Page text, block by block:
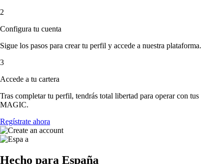
2
Configura tu cuenta
Sigue los pasos para crear tu perfil y accede a nuestra plataforma.
3
Accede a tu cartera
Tras completar tu perfil, tendrás total libertad para operar con tus
MAGIC.
Regístrate ahora
Hecho para España